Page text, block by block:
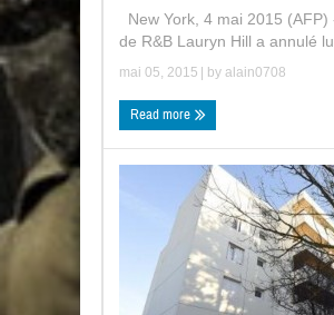
New York, 4 mai 2015
de R&B Lauryn Hill a annulé
mai 05, 2015 | by alain0708
Read more